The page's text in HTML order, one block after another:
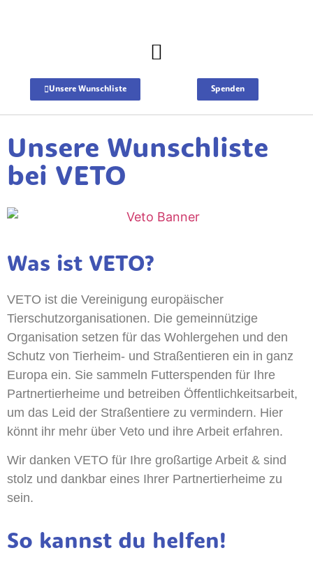
Unsere Wunschliste Spenden
Unsere Wunschliste
bei VETO
Was ist VETO?
VETO ist die Vereinigung europäischer
Tierschutzorganisationen. Die gemeinnützige
Organisation setzen für das Wohlergehen und den
Schutz von Tierheim- und Straßentieren ein in ganz
Europa ein. Sie sammeln Futterspenden für Ihre
Partnertierheime und betreiben Öffentlichkeitsarbeit,
um das Leid der Straßentiere zu vermindern. Hier
könnt ihr mehr über Veto und ihre Arbeit erfahren.
Wir danken VETO für Ihre großartige Arbeit & sind
stolz und dankbar eines Ihrer Partnertierheime zu
sein.
So kannst du helfen!